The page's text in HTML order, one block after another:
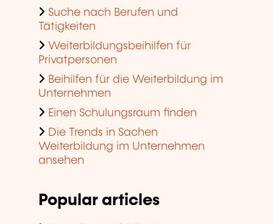
Suche nach Berufen und
Tätigkeiten
Weiterbildungsbeihilfen für
Privatpersonen
Beihilfen für die Weiterbildung im
Unternehmen
Einen Schulungsraum finden
Die Trends in Sachen
Weiterbildung im Unternehmen
ansehen
Popular articles